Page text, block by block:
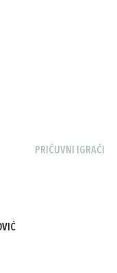
PRIČUVNI IGRAČI